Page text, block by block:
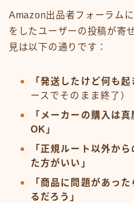
Amazon出品者フォーラム
をしたユーザーの投稿が寄
見は以下の通りです：
「発送したけど何も起
ースでそのまま終了）
「メーカーの購入は
OK」
「正規ルート以外か
た方がいい」
「商品に問題があっ
るだろう」